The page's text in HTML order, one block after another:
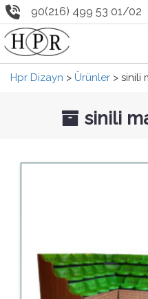
90(216) 499 53 01/02
Hpr Dizayn > Ürünler > sinili
sinili